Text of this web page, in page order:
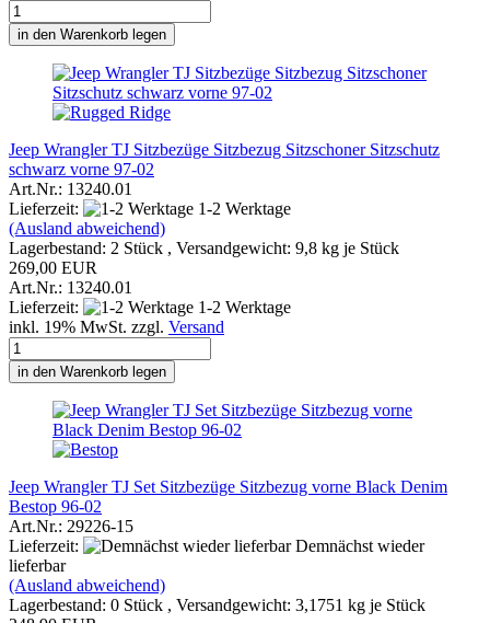
in den Warenkorb legen
Jeep Wrangler TJ Sitzbezüge Sitzbezug Sitzschoner Sitzschutz
schwarz vorne 97-02
Art.Nr.: 13240.01
Lieferzeit:
1-2 Werktage
(Ausland abweichend)
Lagerbestand: 2 Stück , Versandgewicht: 9,8 kg je Stück
269,00 EUR
Art.Nr.: 13240.01
Lieferzeit:
1-2 Werktage
inkl. 19% MwSt. zzgl. Versand
in den Warenkorb legen
Jeep Wrangler TJ Set Sitzbezüge Sitzbezug vorne Black Denim
Bestop 96-02
Art.Nr.: 29226-15
Lieferzeit:
Demnächst wieder
lieferbar
(Ausland abweichend)
Lagerbestand: 0 Stück , Versandgewicht: 3,1751 kg je Stück